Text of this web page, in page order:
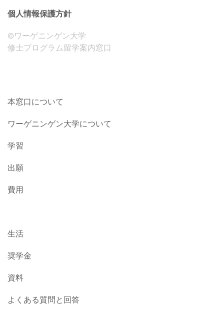
個人情報保護方針
©ワーゲニンゲン大学
修士プログラム留学案内窓口
本窓口について
ワーゲニンゲン大学について
学習
出願
費用
生活
奨学金
資料
よくある質問と回答